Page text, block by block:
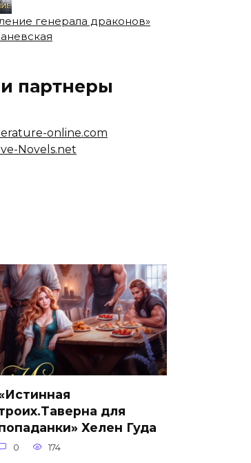
генерала драконов»
партнеры
online.com
Novels.net
для
Хелен Гуда
0 174